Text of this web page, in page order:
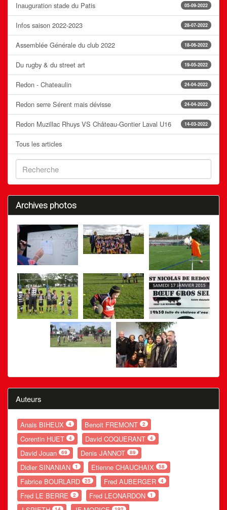
05-09-2022
Inauguration stade du Patis
28-07-2022
Infos saison 2022-2023
18-06-2022
Assemblée Générale du club 2022
19-05-2022
Du rugby & du street art
24-04-2022
Redon - Chateaulin
24-04-2022
Redon serre Sérent mais dévisse
14-03-2022
Redon Muzillac Rhuys VS Château-Gontier Laval U16
Tous les articles
Archives photos
Auteurs
Anais BIHEUX 4 Benoit FREMONT 2
Corentin HUET 4 David COQUERANT 4
David Jouan 69 Denis JANNOT 89
Didier SINANIAN 1 Etienne CHAUCHAIX 58
Fabrice BOURLARD 25 Fred AUBERGER 4
Fred LE BERRE 2 Fred LEONARDON 1